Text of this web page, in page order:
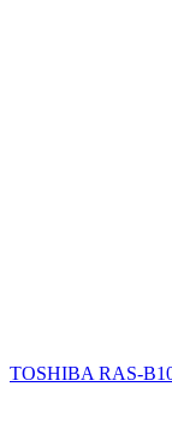
TOSHIBA RAS-